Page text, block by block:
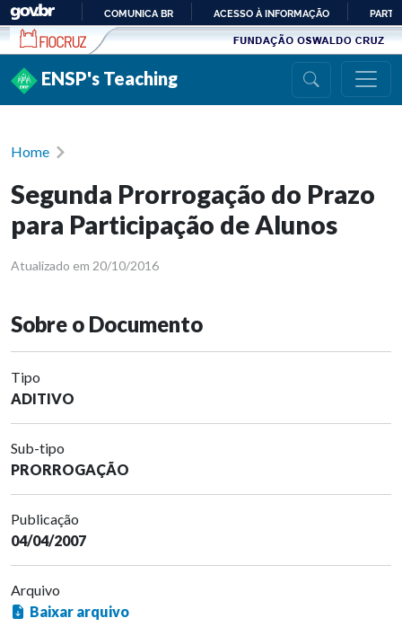
Ir para conteúdo
PARA
COMUNICA BR ACESSO À INFORMAÇÃO
ENSP's Teaching
Home
Segunda Prorrogação do Prazo
para Participação de Alunos
Atualizado em 20/10/2016
Sobre o Documento
Tipo
ADITIVO
Sub-tipo
PRORROGAÇÃO
Publicação
04/04/2007
Arquivo
Baixar arquivo